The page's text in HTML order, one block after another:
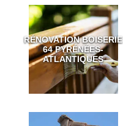
RÉNOVATION BOISERIE
64 PYRÉNÉES-
ATLANTIQUES